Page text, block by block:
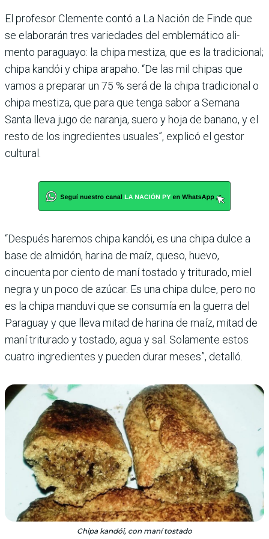
El profesor Clemente contó a La Nación de Finde que
se elaborarán tres varie­dades del emblemático ali­
mento paraguayo: la chipa mestiza, que es la tradicio­nal;
chipa kandói y chipa arapaho. “De las mil chipas que
vamos a preparar un 75 % será de la chipa tradicional o
chipa mestiza, que para que tenga sabor a Semana
Santa lleva jugo de naranja, suero y hoja de banano, y el
resto de los ingredientes usuales”, explicó el gestor
cultural.
“Después haremos chipa kan­dói, es una chipa dulce a
base de almidón, harina de maíz, queso, huevo,
cincuenta por ciento de maní tostado y tri­turado, miel
negra y un poco de azúcar. Es una chipa dulce, pero no
es la chipa manduvi que se consumía en la guerra del
Paraguay y que lleva mitad de harina de maíz, mitad de
maní triturado y tostado, agua y sal. Solamente estos
cuatro ingredientes y pueden durar meses”, detalló.
Chipa kandói, con maní tostado